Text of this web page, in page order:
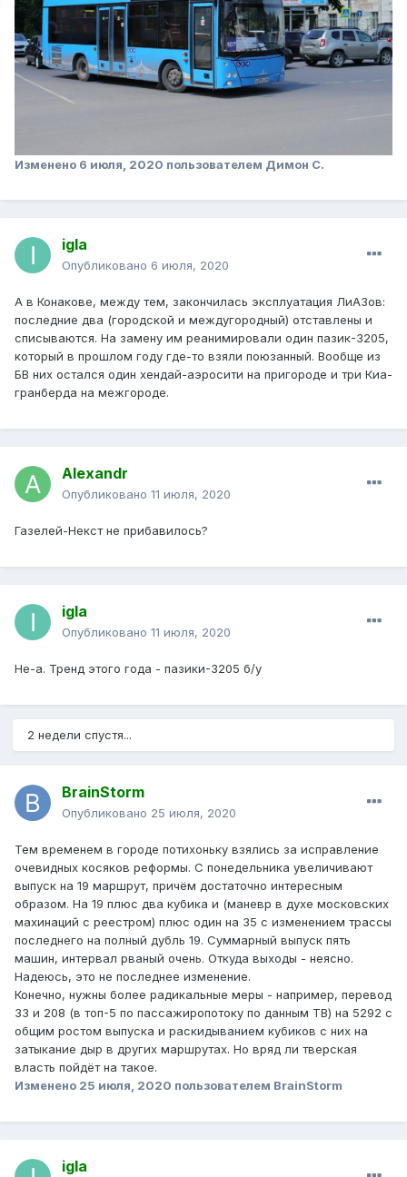
Изменено 6 июля, 2020 пользователем Димон С.
igla
Опубликовано 6 июля, 2020
А в Конакове, между тем, закончилась эксплуатация ЛиАЗов:
последние два (городской и междугородный) отставлены и
списываются. На замену им реанимировали один пазик-3205,
который в прошлом году где-то взяли поюзанный. Вообще из
БВ них остался один хендай-аэросити на пригороде и три Киа-
гранберда на межгороде.
Alexandr
Опубликовано 11 июля, 2020
Газелей-Некст не прибавилось?
igla
Опубликовано 11 июля, 2020
Не-а. Тренд этого года - пазики-3205 б/у
2 недели спустя...
BrainStorm
Опубликовано 25 июля, 2020
Тем временем в городе потихоньку взялись за исправление
очевидных косяков реформы. С понедельника увеличивают
выпуск на 19 маршрут, причём достаточно интересным
образом. На 19 плюс два кубика и (маневр в духе московских
махинаций с реестром) плюс один на 35 с изменением трассы
последнего на полный дубль 19. Суммарный выпуск пять
машин, интервал рваный очень. Откуда выходы - неясно.
Надеюсь, это не последнее изменение.
Конечно, нужны более радикальные меры - например, перевод
33 и 208 (в топ-5 по пассажиропотоку по данным ТВ) на 5292 с
общим ростом выпуска и раскидыванием кубиков с них на
затыкание дыр в других маршрутах. Но вряд ли тверская
власть пойдёт на такое.
Изменено 25 июля, 2020 пользователем BrainStorm
igla